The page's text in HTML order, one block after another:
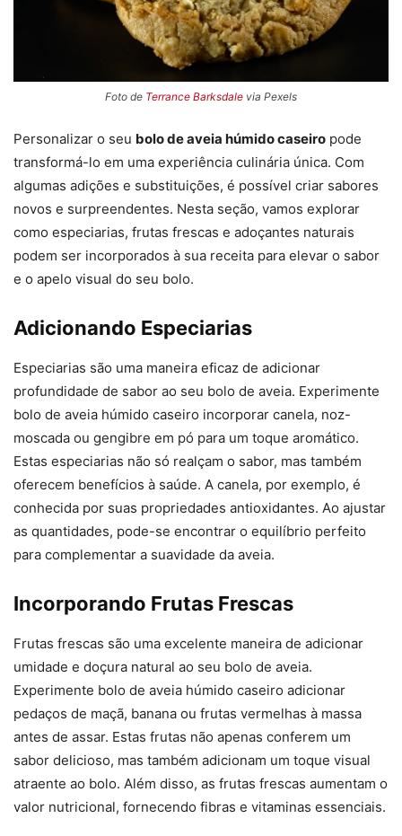
Foto de Terrance Barksdale via Pexels
Personalizar o seu bolo de aveia húmido caseiro pode
transformá-lo em uma experiência culinária única. Com
algumas adições e substituições, é possível criar sabores
novos e surpreendentes. Nesta seção, vamos explorar
como especiarias, frutas frescas e adoçantes naturais
podem ser incorporados à sua receita para elevar o sabor
e o apelo visual do seu bolo.
Adicionando Especiarias
Especiarias são uma maneira eficaz de adicionar
profundidade de sabor ao seu bolo de aveia. Experimente
bolo de aveia húmido caseiro incorporar canela, noz-
moscada ou gengibre em pó para um toque aromático.
Estas especiarias não só realçam o sabor, mas também
oferecem benefícios à saúde. A canela, por exemplo, é
conhecida por suas propriedades antioxidantes. Ao ajustar
as quantidades, pode-se encontrar o equilíbrio perfeito
para complementar a suavidade da aveia.
Incorporando Frutas Frescas
Frutas frescas são uma excelente maneira de adicionar
umidade e doçura natural ao seu bolo de aveia.
Experimente bolo de aveia húmido caseiro adicionar
pedaços de maçã, banana ou frutas vermelhas à massa
antes de assar. Estas frutas não apenas conferem um
sabor delicioso, mas também adicionam um toque visual
atraente ao bolo. Além disso, as frutas frescas aumentam o
valor nutricional, fornecendo fibras e vitaminas essenciais.